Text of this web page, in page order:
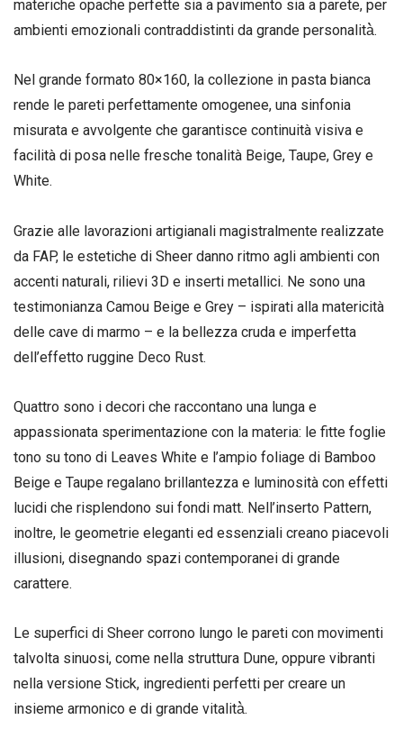
materiche opache perfette sia a pavimento sia a parete, per
ambienti emozionali contraddistinti da grande personalità̀.
Nel grande formato 80×160, la collezione in pasta bianca
rende le pareti perfettamente omogenee, una sinfonia
misurata e avvolgente che garantisce continuità visiva e
facilità di posa nelle fresche tonalità Beige, Taupe, Grey e
White.
Grazie alle lavorazioni artigianali magistralmente realizzate
da FAP, le estetiche di Sheer danno ritmo agli ambienti con
accenti naturali, rilievi 3D e inserti metallici. Ne sono una
testimonianza Camou Beige e Grey – ispirati alla matericità
delle cave di marmo – e la bellezza cruda e imperfetta
dell’effetto ruggine Deco Rust.
Quattro sono i decori che raccontano una lunga e
appassionata sperimentazione con la materia: le fitte foglie
tono su tono di Leaves White e l’ampio foliage di Bamboo
Beige e Taupe regalano brillantezza e luminosità con effetti
lucidi che risplendono sui fondi matt. Nell’inserto Pattern,
inoltre, le geometrie eleganti ed essenziali creano piacevoli
illusioni, disegnando spazi contemporanei di grande
carattere.
Le superfici di Sheer corrono lungo le pareti con movimenti
talvolta sinuosi, come nella struttura Dune, oppure vibranti
nella versione Stick, ingredienti perfetti per creare un
insieme armonico e di grande vitalità̀.